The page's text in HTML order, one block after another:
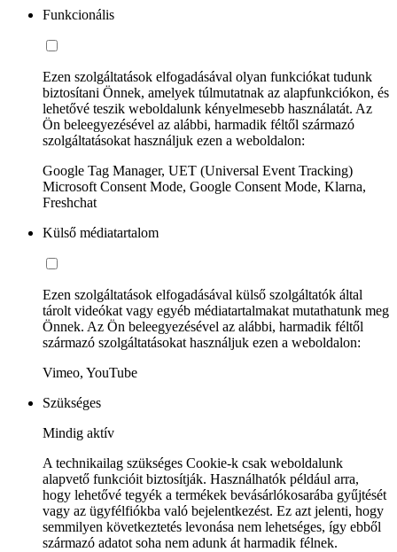
Funkcionális
Ezen szolgáltatások elfogadásával olyan funkciókat tudunk
biztosítani Önnek, amelyek túlmutatnak az alapfunkciókon, és
lehetővé teszik weboldalunk kényelmesebb használatát. Az
Ön beleegyezésével az alábbi, harmadik féltől származó
szolgáltatásokat használjuk ezen a weboldalon:
Google Tag Manager, UET (Universal Event Tracking)
Microsoft Consent Mode, Google Consent Mode, Klarna,
Freshchat
Külső médiatartalom
Ezen szolgáltatások elfogadásával külső szolgáltatók által
tárolt videókat vagy egyéb médiatartalmakat mutathatunk meg
Önnek. Az Ön beleegyezésével az alábbi, harmadik féltől
származó szolgáltatásokat használjuk ezen a weboldalon:
Vimeo, YouTube
Szükséges
Mindig aktív
A technikailag szükséges Cookie-k csak weboldalunk
alapvető funkcióit biztosítják. Használhatók például arra,
hogy lehetővé tegyék a termékek bevásárlókosarába gyűjtését
vagy az ügyfélfiókba való bejelentkezést. Ez azt jelenti, hogy
semmilyen következtetés levonása nem lehetséges, így ebből
származó adatot soha nem adunk át harmadik félnek.